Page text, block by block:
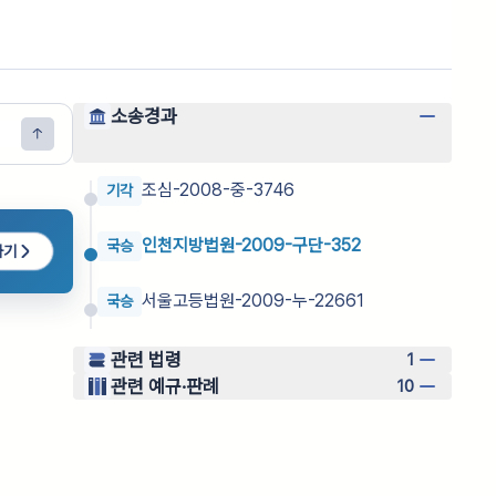
기
소송경과
기각 조심-2008-중-3746
국승 인천지방법원-2009-구단-352
국승 서울고등법원-2009-누-22661
관련 법령 1
관련 예규·판례 10